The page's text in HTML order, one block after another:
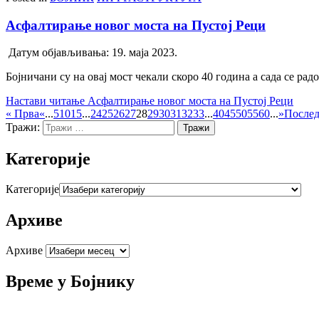
Асфалтирање новог моста на Пустој Реци
Датум објављивања: 19. маја 2023.
Бојничани су на овај мост чекали скоро 40 година а сада се
Настави читање Асфалтирање новог моста на Пустој Реци
« Прва«...51015...24252627282930313233...4045505560...»
Тражи:
Категорије
Категорије
Архиве
Архиве
Време у Бојнику